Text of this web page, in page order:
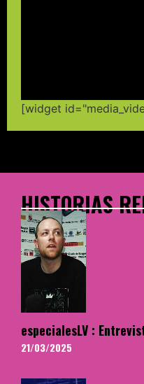
[widget
HISTORIAS
especialesLV :
21/03/2025